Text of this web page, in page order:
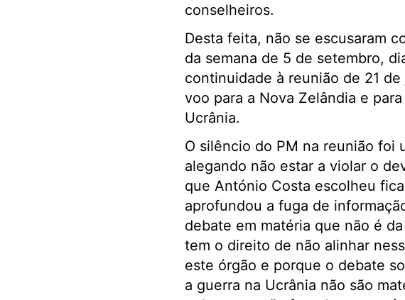
conselheiros.
Desta feita, não se escusaram
da semana de 5 de setembro,
continuidade à reunião de 21
voo para a Nova Zelândia e
Ucrânia.
O silêncio do PM na reunião foi
alegando não estar a violar o
que António Costa escolheu
aprofundou a fuga de
debate em matéria que não é
tem o direito de não alinhar
este órgão e porque o debate
a guerra na Ucrânia não são